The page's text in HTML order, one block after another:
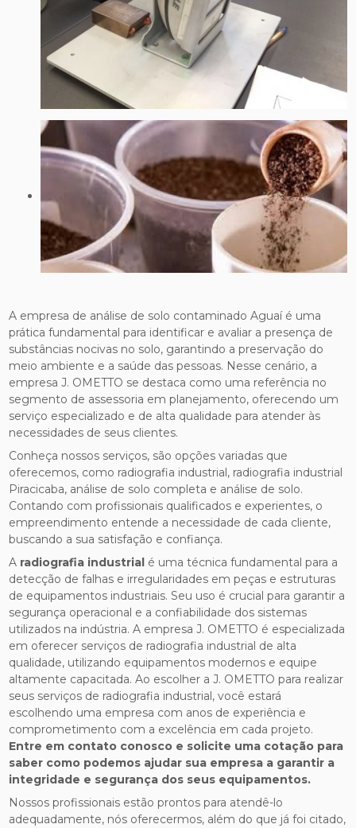
A empresa de análise de solo contaminado Aguaí é uma
prática fundamental para identificar e avaliar a presença de
substâncias nocivas no solo, garantindo a preservação do
meio ambiente e a saúde das pessoas. Nesse cenário, a
empresa J. OMETTO se destaca como uma referência no
segmento de assessoria em planejamento, oferecendo um
serviço especializado e de alta qualidade para atender às
necessidades de seus clientes.
Conheça nossos serviços, são opções variadas que
oferecemos, como radiografia industrial, radiografia industrial
Piracicaba, análise de solo completa e análise de solo.
Contando com profissionais qualificados e experientes, o
empreendimento entende a necessidade de cada cliente,
buscando a sua satisfação e confiança.
A radiografia industrial é uma técnica fundamental para a
detecção de falhas e irregularidades em peças e estruturas
de equipamentos industriais. Seu uso é crucial para garantir a
segurança operacional e a confiabilidade dos sistemas
utilizados na indústria. A empresa J. OMETTO é especializada
em oferecer serviços de radiografia industrial de alta
qualidade, utilizando equipamentos modernos e equipe
altamente capacitada. Ao escolher a J. OMETTO para realizar
seus serviços de radiografia industrial, você estará
escolhendo uma empresa com anos de experiência e
comprometimento com a excelência em cada projeto.
Entre em contato conosco e solicite uma cotação para
saber como podemos ajudar sua empresa a garantir a
integridade e segurança dos seus equipamentos.
Nossos profissionais estão prontos para atendê-lo
adequadamente, nós oferecermos, além do que já foi citado,